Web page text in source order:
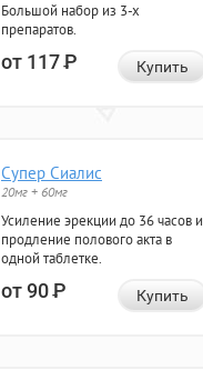
Большой набор из 3-х
препаратов.
от 117Р Купить
Супер Сиалис
20мг + 60мг
Усиление эрекции до 36 часов и
продление полового акта в
одной таблетке.
от 90Р Купить